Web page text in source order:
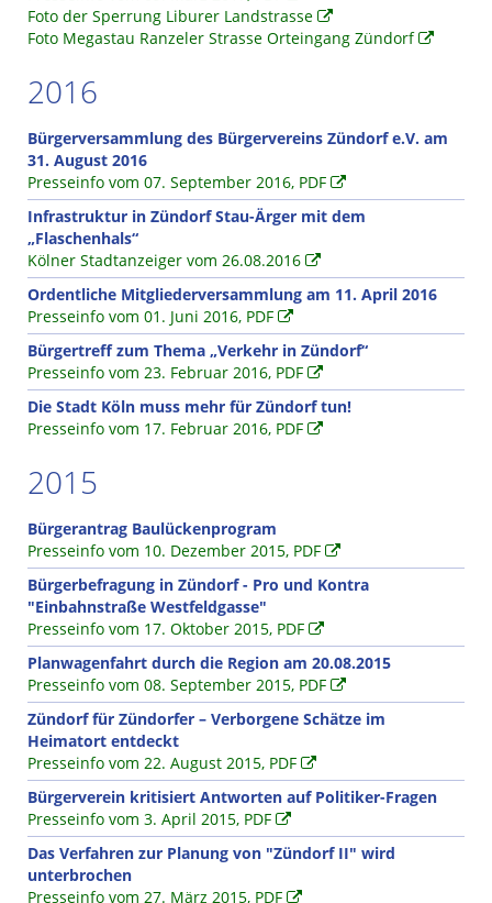
Foto der Sperrung Liburer Landstrasse
Foto Megastau Ranzeler Strasse Orteingang Zündorf
2016
Bürgerversammlung des Bürgervereins Zündorf e.V. am
31. August 2016
Presseinfo vom 07. September 2016, PDF
Infrastruktur in Zündorf Stau-Ärger mit dem
„Flaschenhals“
Kölner Stadtanzeiger vom 26.08.2016
Ordentliche Mitgliederversammlung am 11. April 2016
Presseinfo vom 01. Juni 2016, PDF
Bürgertreff zum Thema „Verkehr in Zündorf“
Presseinfo vom 23. Februar 2016, PDF
Die Stadt Köln muss mehr für Zündorf tun!
Presseinfo vom 17. Februar 2016, PDF
2015
Bürgerantrag Baulückenprogram
Presseinfo vom 10. Dezember 2015, PDF
Bürgerbefragung in Zündorf - Pro und Kontra
"Einbahnstraße Westfeldgasse"
Presseinfo vom 17. Oktober 2015, PDF
Planwagenfahrt durch die Region am 20.08.2015
Presseinfo vom 08. September 2015, PDF
Zündorf für Zündorfer – Verborgene Schätze im
Heimatort entdeckt
Presseinfo vom 22. August 2015, PDF
Bürgerverein kritisiert Antworten auf Politiker-Fragen
Presseinfo vom 3. April 2015, PDF
Das Verfahren zur Planung von "Zündorf II" wird
unterbrochen
Presseinfo vom 27. März 2015, PDF